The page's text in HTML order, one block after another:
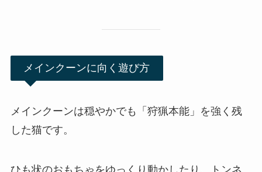
メインクーンに向く遊び方
メインクーンは穏やかでも「狩猟本能」を強く残
した猫です。